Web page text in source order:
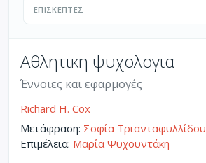
ΕΠΙΣΚΈΠΤΕΣ
Αθλητικη ψυχολογια
Έννοιες και εφαρμογές
Richard H. Cox
Μετάφραση: Σοφία Τριανταφυλλίδου
Επιμέλεια: Μαρία Ψυχουντάκη